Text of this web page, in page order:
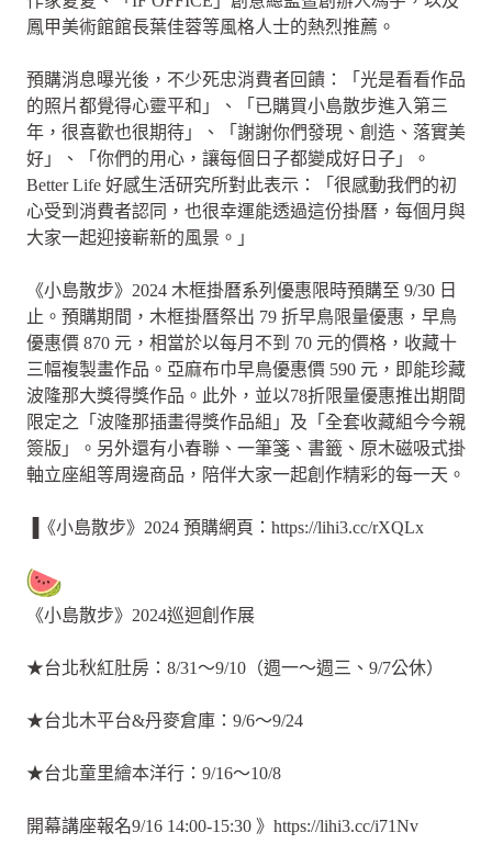
鳳甲美術館館長葉佳蓉等風格人士的熱烈推薦。
預購消息曝光後，不少死忠消費者回饋：「光是看看作品
的照片都覺得心靈平和」、「已購買小島散步進入第三
年，很喜歡也很期待」、「謝謝你們發現、創造、落實美
好」、「你們的用心，讓每個日子都變成好日子」。
Better Life 好感生活研究所對此表示：「很感動我們的初
心受到消費者認同，也很幸運能透過這份掛曆，每個月與
大家一起迎接嶄新的風景。」
《小島散步》2024 木框掛曆系列優惠限時預購至 9/30 日
止。預購期間，木框掛曆祭出 79 折早鳥限量優惠，早鳥
優惠價 870 元，相當於以每月不到 70 元的價格，收藏十
三幅複製畫作品。亞麻布巾早鳥優惠價 590 元，即能珍藏
波隆那大獎得獎作品。此外，並以78折限量優惠推出期間
限定之「波隆那插畫得獎作品組」及「全套收藏組今今親
簽版」。另外還有小春聯、一筆箋、書籤、原木磁吸式掛
軸立座組等周邊商品，陪伴大家一起創作精彩的每一天。
▐《小島散步》2024 預購網頁：https://lihi3.cc/rXQLx
《小島散步》2024巡迴創作展
★台北秋紅肚房：8/31～9/10（週一～週三、9/7公休）
★台北木平台&丹麥倉庫：9/6～9/24
★台北童里繪本洋行：9/16～10/8
開幕講座報名9/16 14:00-15:30 》https://lihi3.cc/i71Nv